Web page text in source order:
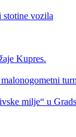
stotine vozila
Kupres.
milje“ u